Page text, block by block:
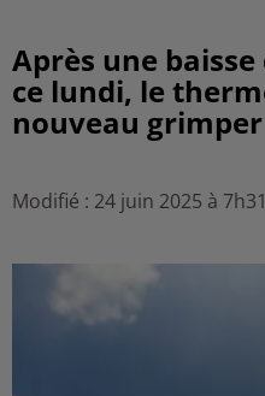
Après une
ce lundi, le
nouveau
Modifié : 24 juin 2025 à